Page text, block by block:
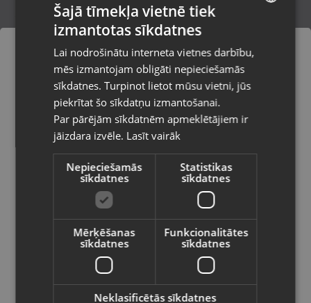
Zelts Ķēde
Daugavpils, Jātnieku iela 78-1B
Stāvoklis Restaurēts (Garantija 24 mēneši)
425.00€
€ /mēn.
Zelta Kaklarota
Pasūtījumi tiks piegādāti uz
izvēlēto valsti
Vietnes saturs būs attēlots izvēlētajā
valodā
Valsts
Latviešu / Latvian
RUSSIAN
Šajā tīmekļa vietnē tiek
izmantotas sīkdatnes
Lai nodrošinātu interneta vietnes darbību,
mēs izmantojam obligāti nepieciešamās
sīkdatnes. Turpinot lietot mūsu vietni, jūs
piekrītat šo sīkdatņu izmantošanai.
Par pārējām sīkdatnēm apmeklētājiem ir
jāizdara izvēle. Lasīt vairāk
Nepieciešamās
sīkdatnes
Statistikas
sīkdatnes
Mērķēšanas
sīkdatnes
Funkcionalitātes
sīkdatnes
Neklasificētās sīkdatnes